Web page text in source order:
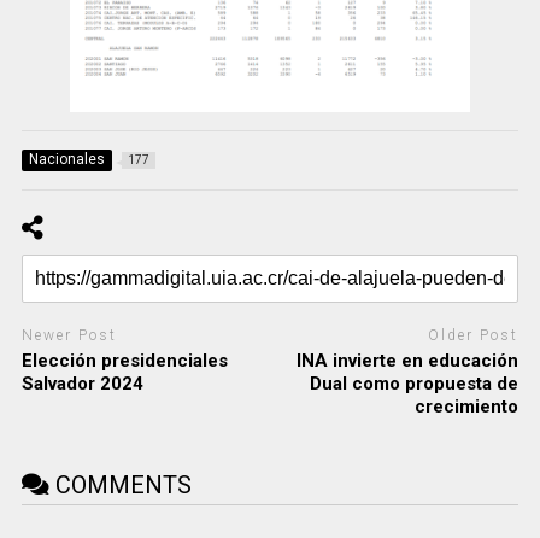
Nacionales 177
Newer Post
Elección presidenciales
Salvador 2024
Older Post
INA invierte en educación
Dual como propuesta de
crecimiento
COMMENTS